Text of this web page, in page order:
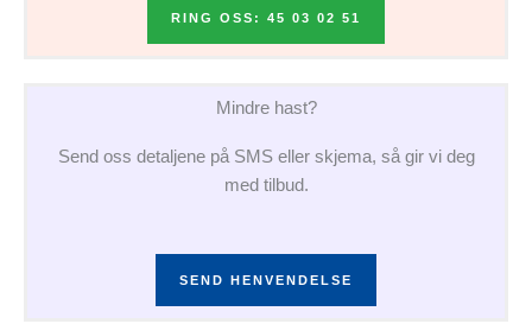
RING OSS: 45 03 02 51
Mindre hast?
Send oss detaljene på SMS eller skjema, så gir vi deg
med tilbud.
SEND HENVENDELSE